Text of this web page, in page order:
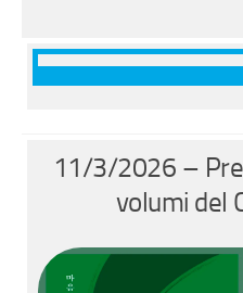
11/3/2026 –
volumi del